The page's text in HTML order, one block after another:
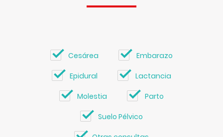
Cesárea Embarazo
Epidural Lactancia
Molestia Parto
Suelo Pélvico